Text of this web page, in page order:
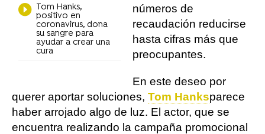
Tom Hanks,
positivo en
coronavirus, dona
su sangre para
ayudar a crear una
cura
números de
recaudación reducirse
hasta cifras más que
preocupantes.
En este deseo por
querer aportar soluciones, Tom Hanksparece
haber arrojado algo de luz. El actor, que se
encuentra realizando la campaña promocional